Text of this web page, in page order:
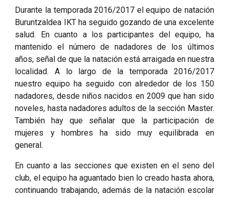
Durante la temporada 2016/2017 el equipo de natación
Buruntzaldea IKT ha seguido gozando de una excelente
salud. En cuanto a los participantes del equipo, ha
mantenido el número de nadadores de los últimos
años, señal de que la natación está arraigada en nuestra
localidad. A lo largo de la temporada 2016/2017
nuestro equipo ha seguido con alrededor de los 150
nadadores, desde niños nacidos en 2009 que han sido
noveles, hasta nadadores adultos de la sección Master.
También hay que señalar que la participación de
mujeres y hombres ha sido muy equilibrada en
general.
En cuanto a las secciones que existen en el seno del
club, el equipo ha aguantado bien lo creado hasta ahora,
continuando trabajando, además de la natación escolar